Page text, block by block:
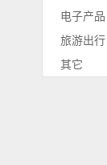
电子产品
旅游出行
其它